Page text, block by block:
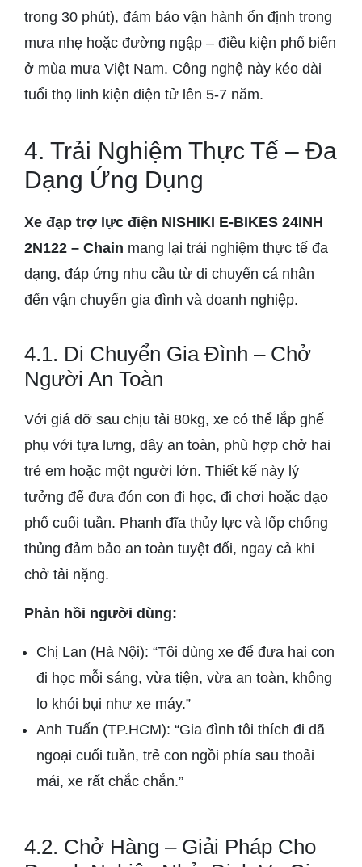
trong 30 phút), đảm bảo vận hành ổn định trong
mưa nhẹ hoặc đường ngập – điều kiện phổ biến
ở mùa mưa Việt Nam. Công nghệ này kéo dài
tuổi thọ linh kiện điện tử lên 5-7 năm.
4. Trải Nghiệm Thực Tế – Đa
Dạng Ứng Dụng
Xe đạp trợ lực điện NISHIKI E-BIKES 24INH
2N122 – Chain mang lại trải nghiệm thực tế đa
dạng, đáp ứng nhu cầu từ di chuyển cá nhân
đến vận chuyển gia đình và doanh nghiệp.
4.1. Di Chuyển Gia Đình – Chở
Người An Toàn
Với giá đỡ sau chịu tải 80kg, xe có thể lắp ghế
phụ với tựa lưng, dây an toàn, phù hợp chở hai
trẻ em hoặc một người lớn. Thiết kế này lý
tưởng để đưa đón con đi học, đi chơi hoặc dạo
phố cuối tuần. Phanh đĩa thủy lực và lốp chống
thủng đảm bảo an toàn tuyệt đối, ngay cả khi
chở tải nặng.
Phản hồi người dùng:
Chị Lan (Hà Nội): “Tôi dùng xe để đưa hai con
đi học mỗi sáng, vừa tiện, vừa an toàn, không
lo khói bụi như xe máy.”
Anh Tuấn (TP.HCM): “Gia đình tôi thích đi dã
ngoại cuối tuần, trẻ con ngồi phía sau thoải
mái, xe rất chắc chắn.”
4.2. Chở Hàng – Giải Pháp Cho